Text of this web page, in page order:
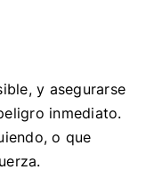
y asegurarse
inmediato.
o que